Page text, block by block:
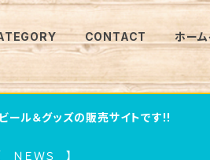
CONTACT ホー
ール＆グッズの販売サイトです!!
ＮＥＷＳ 】